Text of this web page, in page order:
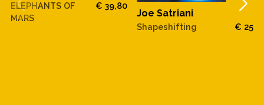
ELEPHANTS OF
MARS
€ 39,80
Joe Satriani
Shapeshifting € 25